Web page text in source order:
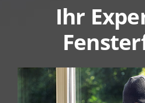
Ihr